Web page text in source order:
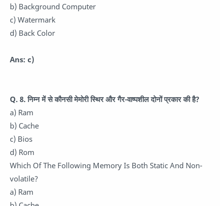
b) Background Computer
c) Watermark
d) Back Color
Ans: c)
Q. 8. निम्न में से कौनसी मेमोरी स्थिर और गैर-वाष्पशील दोनों प्रकार की है?
a) Ram
b) Cache
c) Bios
d) Rom
Which Of The Following Memory Is Both Static And Non-
volatile?
a) Ram